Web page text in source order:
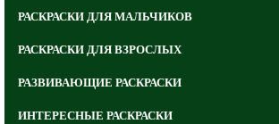
РАСКРАСКИ ДЛЯ МАЛЬЧИКОВ
РАСКРАСКИ ДЛЯ ВЗРОСЛЫХ
РАЗВИВАЮЩИЕ РАСКРАСКИ
ИНТЕРЕСНЫЕ РАСКРАСКИ